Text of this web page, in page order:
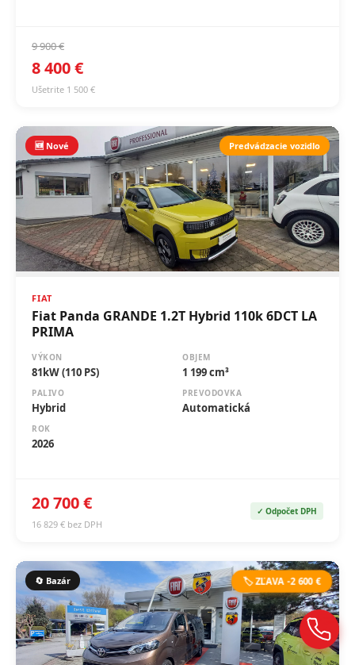
9 900 €
8 400 €
Ušetrite 1 500 €
🆕 Nové Predvádzacie vozidlo
FIAT
Fiat Panda GRANDE 1.2T Hybrid 110k 6DCT LA
PRIMA
VÝKON
81kW (110 PS)
OBJEM
1 199 cm³
PALIVO
Hybrid
PREVODOVKA
Automatická
ROK
2026
20 700 €
16 829 € bez DPH
✓ Odpočet DPH
🔄 Bazár 🏷️ ZĽAVA -2 600 €